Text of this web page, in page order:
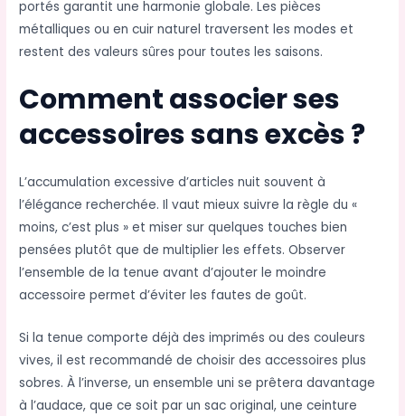
portés garantit une harmonie globale. Les pièces
métalliques ou en cuir naturel traversent les modes et
restent des valeurs sûres pour toutes les saisons.
Comment associer ses
accessoires sans excès ?
L’accumulation excessive d’articles nuit souvent à
l’élégance recherchée. Il vaut mieux suivre la règle du «
moins, c’est plus » et miser sur quelques touches bien
pensées plutôt que de multiplier les effets. Observer
l’ensemble de la tenue avant d’ajouter le moindre
accessoire permet d’éviter les fautes de goût.
Si la tenue comporte déjà des imprimés ou des couleurs
vives, il est recommandé de choisir des accessoires plus
sobres. À l’inverse, un ensemble uni se prêtera davantage
à l’audace, que ce soit par un sac original, une ceinture